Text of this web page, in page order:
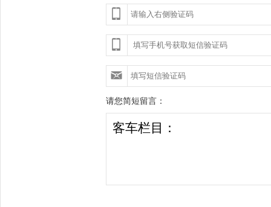
请您简短留言：